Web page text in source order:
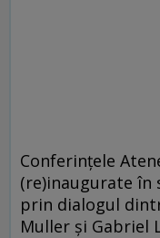
Conferinţele
(re)inaugurate în
prin dialogul
Muller şi Gabriel